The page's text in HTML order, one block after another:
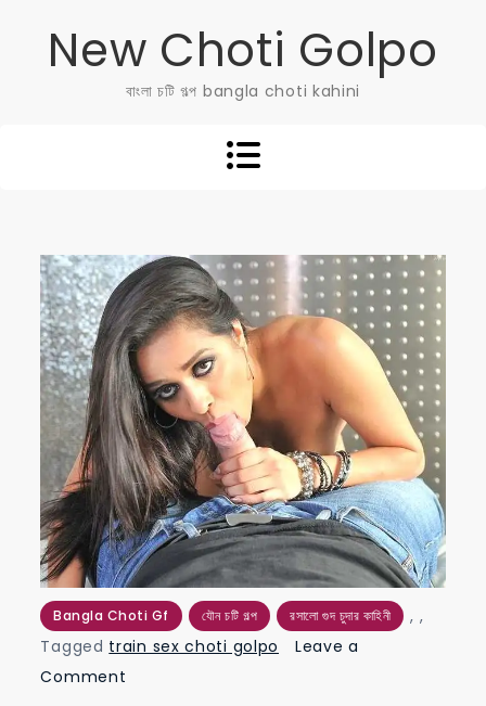
New Choti Golpo
বাংলা চটি গল্প bangla choti kahini
Bangla Choti Gf ,
যৌন চটি গল্প ,
রসালো গুদ চুদার কাহিনী
Tagged train sex choti golpo
Leave a
Comment